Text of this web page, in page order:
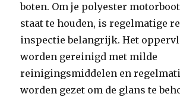
boten. Om je polyester
staat te houden, is regelmatige
inspectie belangrijk. Het
worden gereinigd met milde
reinigingsmiddelen en
worden gezet om de glans te